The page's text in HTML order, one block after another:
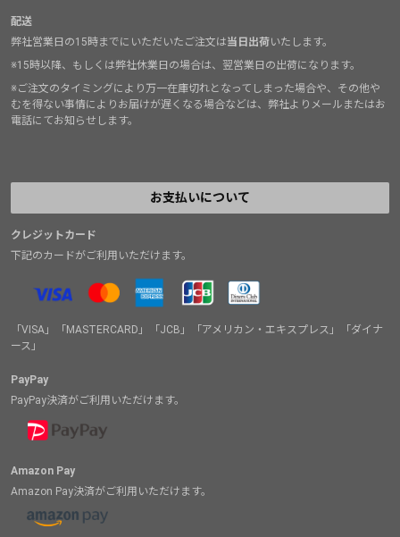
配送
弊社営業日の15時までにいただいたご注文は当日出荷いたします。
※15時以降、もしくは弊社休業日の場合は、翌営業日の出荷になります。
※ご注文のタイミングにより万一在庫切れとなってしまった場合や、その他や
むを得ない事情によりお届けが遅くなる場合などは、弊社よりメールまたはお
電話にてお知らせします。
お支払いについて
クレジットカード
下記のカードがご利用いただけます。
「VISA」「MASTERCARD」「JCB」「アメリカン・エキスプレス」「ダイナ
ース」
PayPay
PayPay決済がご利用いただけます。
Amazon Pay
Amazon Pay決済がご利用いただけます。